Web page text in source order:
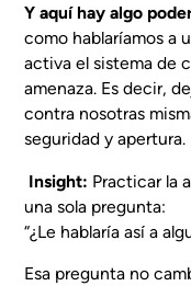
Y aquí hay algo
como hablaríamos a
activa el sistema de
amenaza. Es decir,
contra nosotras
seguridad y apertura.
Insight: Practicar la
una sola pregunta:
“¿Le hablaría así a
Esa pregunta no